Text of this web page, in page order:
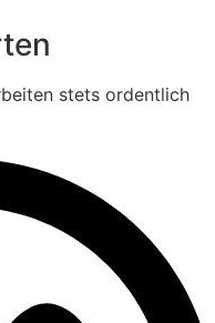
stets ordentlich